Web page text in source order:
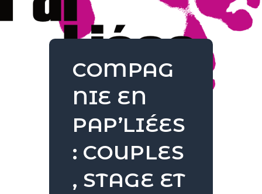
COMPAG
NIE EN
PAP’LIÉES
: COUPLES
, STAGE ET